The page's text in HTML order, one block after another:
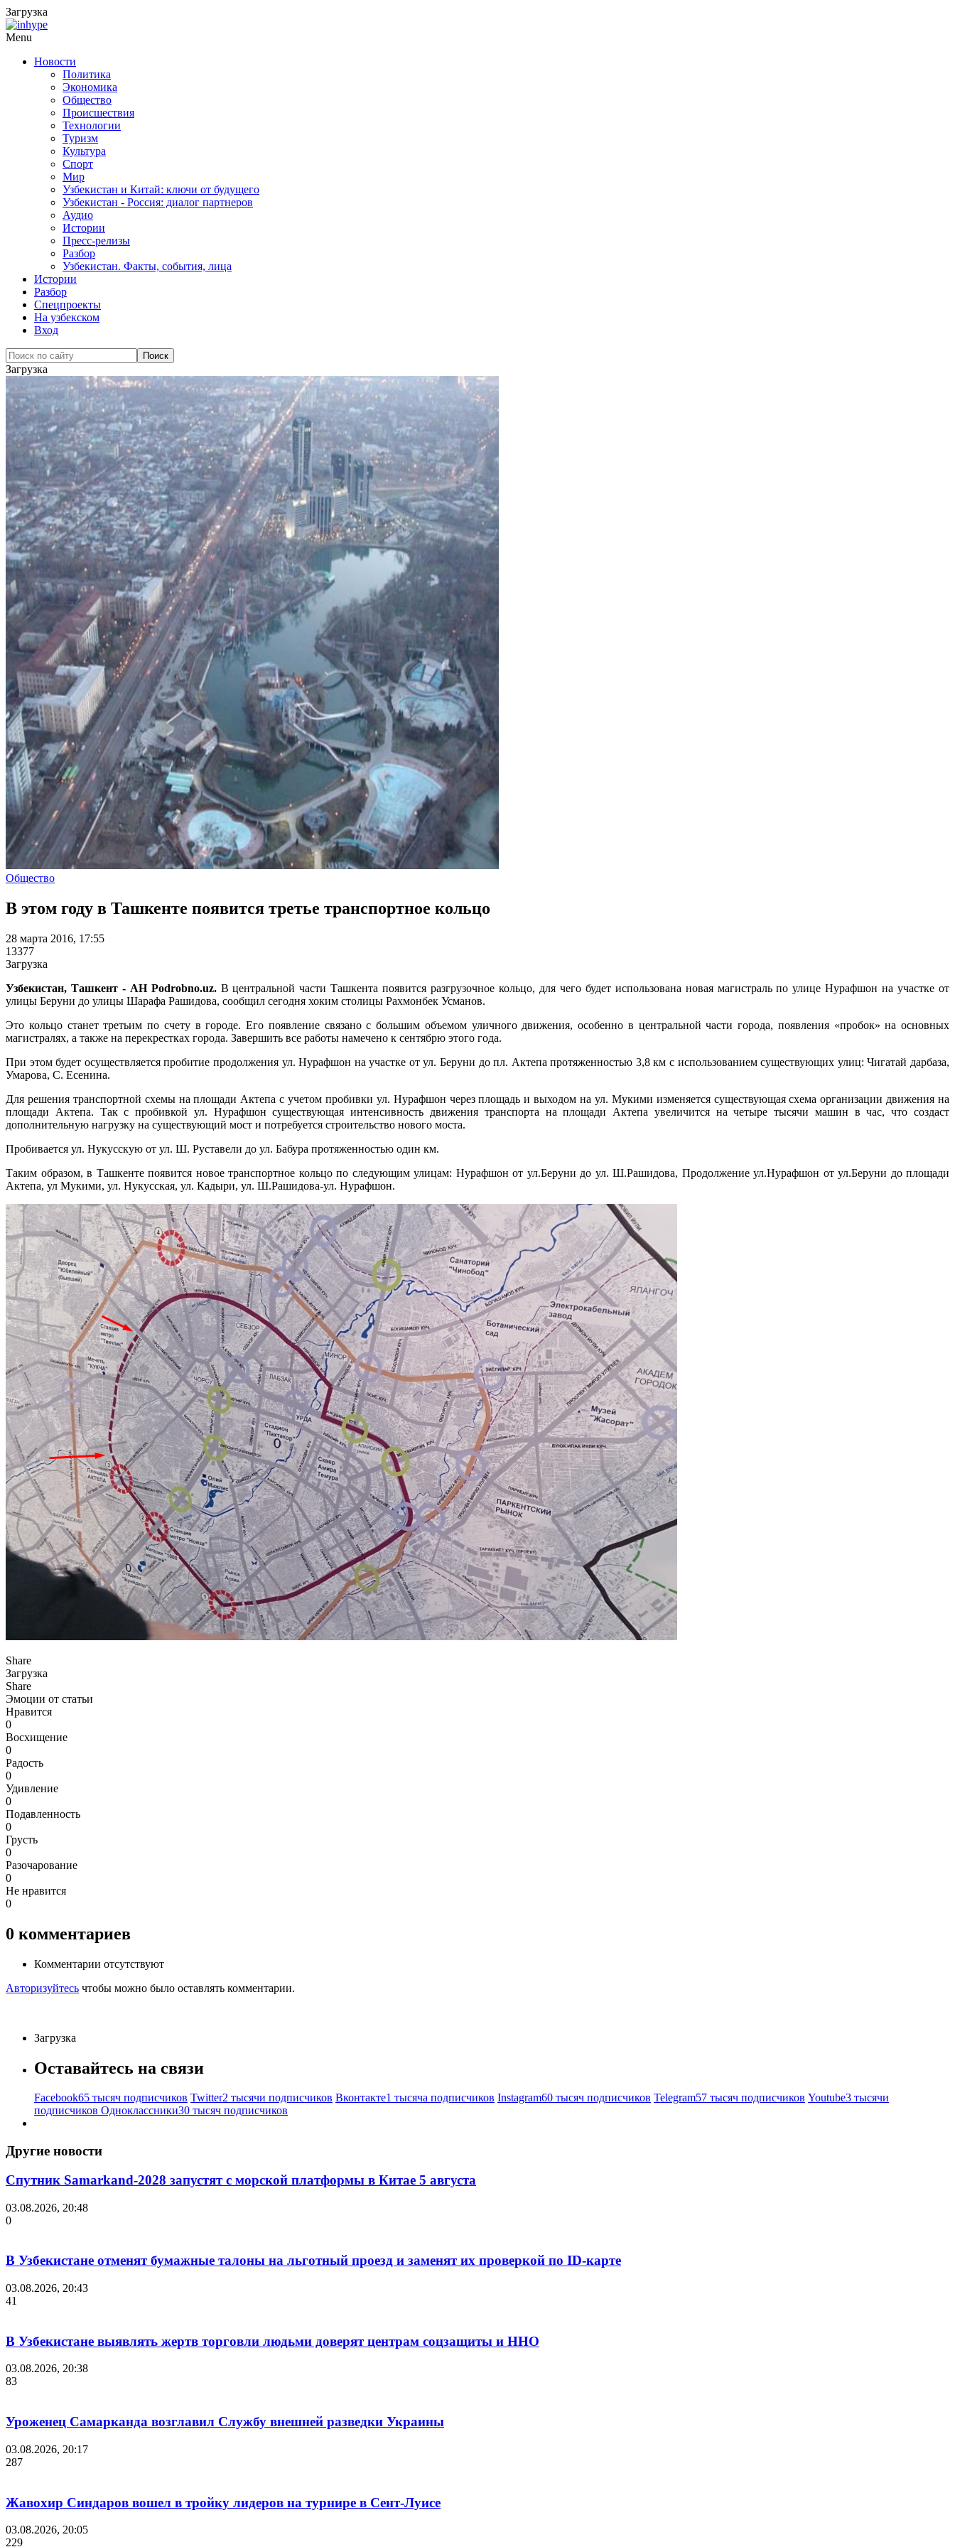
Загрузка
Menu
Новости
Политика
Экономика
Общество
Происшествия
Технологии
Туризм
Культура
Спорт
Мир
Узбекистан и Китай: ключи от будущего
Узбекистан - Россия: диалог партнеров
Аудио
Истории
Пресс-релизы
Разбор
Узбекистан. Факты, события, лица
Истории
Разбор
Спецпроекты
На узбекском
Вход
Загрузка
Общество
В этом году в Ташкенте появится третье транспортное кольцо
28 марта 2016, 17:55
13377
Загрузка
Узбекистан, Ташкент - АН Podrobno.uz.В центральной части Ташкента появится разгрузочное кольцо, для чего будет использована новая магистраль по улице Нурафшон на участке от
улицы Беруни до улицы Шарафа Рашидова, сообщил сегодня хоким столицы Рахмонбек Усманов.
Это кольцо станет третьим по счету в городе. Его появление связано с большим объемом уличного движения, особенно в центральной части города, появления «пробок» на основных
магистралях, а также на перекрестках города. Завершить все работы намечено к сентябрю этого года.
При этом будет осуществляется пробитие продолжения ул. Нурафшон на участке от ул. Беруни до пл. Актепа протяженностью 3,8 км с использованием существующих улиц: Чигатай дарбаза,
Умарова, С. Есенина.
Для решения транспортной схемы на площади Актепа с учетом пробивки ул. Нурафшон через площадь и выходом на ул. Мукими изменяется существующая схема организации движения на
площади Актепа. Так с пробивкой ул. Нурафшон существующая интенсивность движения транспорта на площади Актепа увеличится на четыре тысячи машин в час, что создаст
дополнительную нагрузку на существующий мост и потребуется строительство нового моста.
Пробивается ул. Нукусскую от ул. Ш. Руставели до ул. Бабура протяженностью один км.
Таким образом, в Ташкенте появится новое транспортное кольцо по следующим улицам: Нурафшон от ул.Беруни до ул. Ш.Рашидова, Продолжение ул.Нурафшон от ул.Беруни до площади
Актепа, ул Мукими, ул. Нукусская, ул. Кадыри, ул. Ш.Рашидова-ул. Нурафшон.
Share
Загрузка
Share
Эмоции от статьи
Нравится
0
Восхищение
0
Радость
0
Удивление
0
Подавленность
0
Грусть
0
Разочарование
0
Не нравится
0
0 комментариев
Комментарии отсутствуют
Авторизуйтесь чтобы можно было оставлять комментарии.
Загрузка
Оставайтесь на связи
Facebook65 тысяч подписчиков Twitter2 тысячи подписчиков Вконтакте1 тысяча подписчиков Instagram60 тысяч подписчиков Telegram57 тысяч подписчиков Youtube3 тысячи
подписчиков Одноклассники30 тысяч подписчиков
Другие новости
Спутник Samarkand-2028 запустят с морской платформы в Китае 5 августа
03.08.2026, 20:48
0
В Узбекистане отменят бумажные талоны на льготный проезд и заменят их проверкой по ID-карте
03.08.2026, 20:43
41
В Узбекистане выявлять жертв торговли людьми доверят центрам соцзащиты и ННО
03.08.2026, 20:38
83
Уроженец Самарканда возглавил Службу внешней разведки Украины
03.08.2026, 20:17
287
Жавохир Синдаров вошел в тройку лидеров на турнире в Сент-Луисе
03.08.2026, 20:05
229